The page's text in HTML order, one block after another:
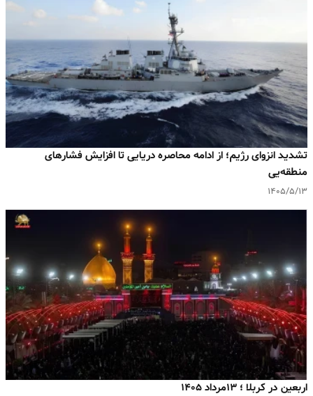
تشدید انزوای رژیم؛ از ادامه محاصره دریایی تا افزایش فشارهای
منطقه‌یی
۱۴۰۵/۵/۱۳
اربعین در کربلا ؛ ۱۳مرداد ۱۴۰۵